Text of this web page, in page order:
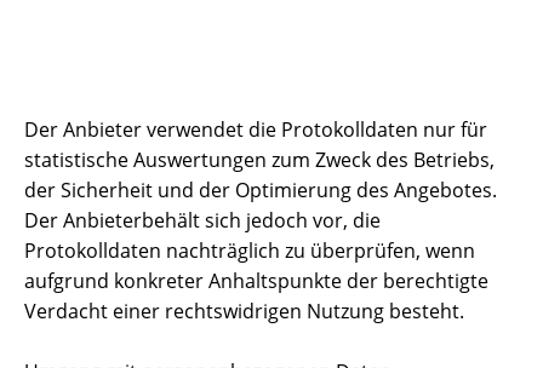
Der Anbieter verwendet die Protokolldaten nur für
statistische Auswertungen zum Zweck des Betriebs,
der Sicherheit und der Optimierung des Angebotes.
Der Anbieterbehält sich jedoch vor, die
Protokolldaten nachträglich zu überprüfen, wenn
aufgrund konkreter Anhaltspunkte der berechtigte
Verdacht einer rechtswidrigen Nutzung besteht.